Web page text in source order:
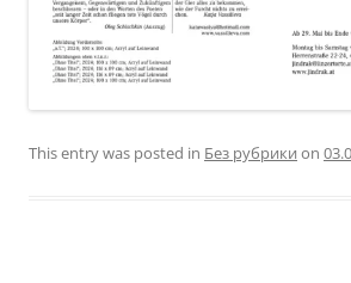
This entry was posted in Без рубрики on